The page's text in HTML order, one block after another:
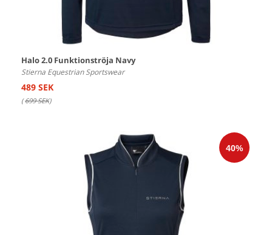
Halo 2.0 Funktionströja Navy
Stierna Equestrian Sportswear
489 SEK
(699 SEK)